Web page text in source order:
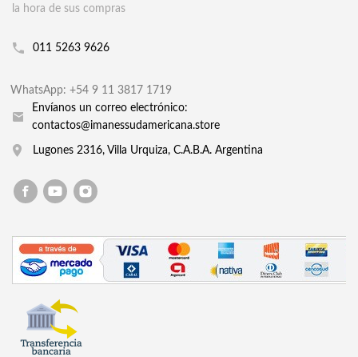
la hora de sus compras
011 5263 9626
WhatsApp: +54 9 11 3817 1719
Envíanos un correo electrónico:
contactos@imanessudamericana.store
Lugones 2316, Villa Urquiza, C.A.B.A. Argentina